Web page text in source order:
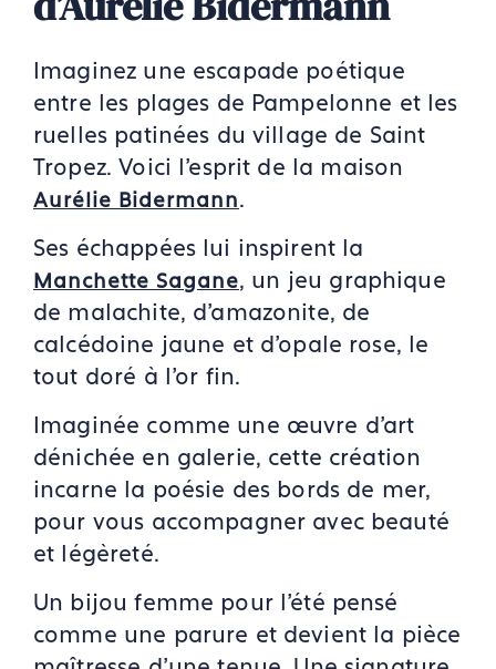
Imaginez une escapade poétique
entre les plages de Pampelonne et les
ruelles patinées du village de Saint
Tropez. Voici l’esprit de la maison
Aurélie Bidermann.
Ses échappées lui inspirent la
Manchette Sagane, un jeu graphique
de malachite, d'amazonite, de
calcédoine jaune et d'opale rose, le
tout doré à l’or fin.
Imaginée comme une œuvre d’art
dénichée en galerie, cette création
incarne la poésie des bords de mer,
pour vous accompagner avec beauté
et légèreté.
Un bijou femme pour l’été pensé
comme une parure et devient la pièce